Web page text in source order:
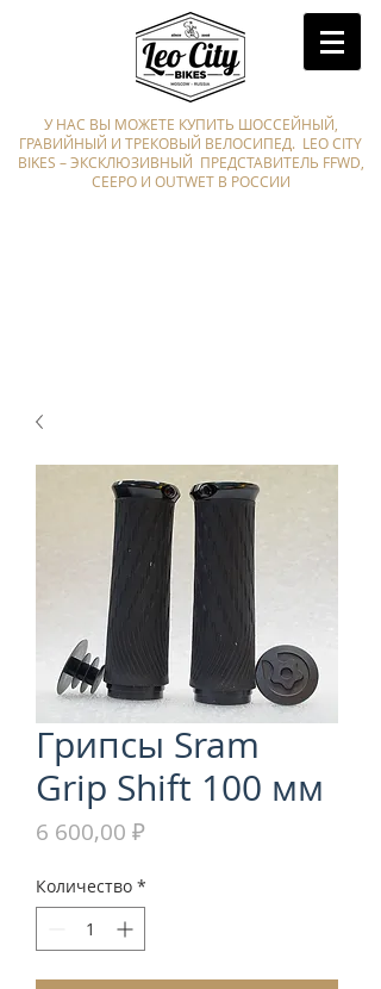
У НАС ВЫ МОЖЕТЕ КУПИТЬ ШОССЕЙНЫЙ,
ГРАВИЙНЫЙ И ТРЕКОВЫЙ ВЕЛОСИПЕД. LEO CITY
BIKES – ЭКСКЛЮЗИВНЫЙ ПРЕДСТАВИТЕЛЬ FFWD,
CEEPO И OUTWET В РОССИИ
Грипсы Sram
Grip Shift 100 мм
6 600,00 ₽Цена
Количество *